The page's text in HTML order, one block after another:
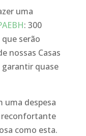
uma
: 300
serão
nossas Casas
garantir quase
uma despesa
reconfortante
como esta.